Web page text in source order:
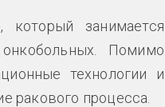
занимается
Помимо
технологии и
ракового процесса.